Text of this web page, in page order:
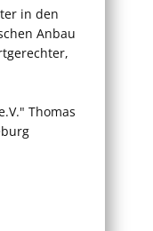
in den
Anbau
Thomas